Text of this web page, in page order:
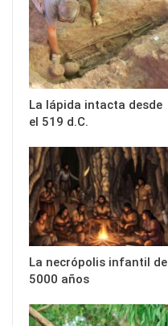
La lápida intacta desde
el 519 d.C.
La necrópolis infantil de
5000 años